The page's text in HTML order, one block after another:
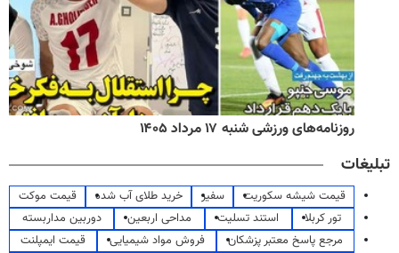
روزنامه‌های ورزشی شنبه ۱۷ مرداد ۱۴۰۵
تبلیغات
قیمت شیشه سکوریت سفیر خرید طلای آب شده
قیمت موکت
تور کربلا
استند تسلیت مداحی اربعین
دوربین مداربسته
مرجع پاسخ معتبر پزشکان
فروش مواد شیمیایی
قیمت ایمپلنت